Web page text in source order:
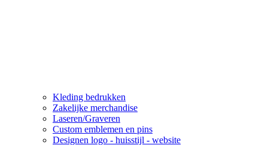
Kleding bedrukken
Zakelijke merchandise
Laseren/Graveren
Custom emblemen en pins
Designen logo - huisstijl - website